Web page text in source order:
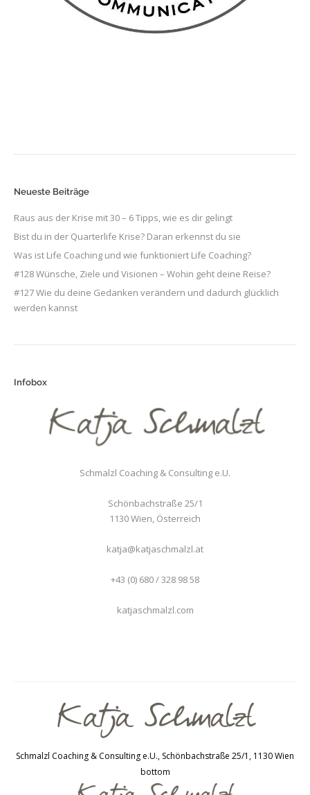
Neueste Beiträge
Raus aus der Krise mit 30 – 6 Tipps, wie es dir gelingt
Bist du in der Quarterlife Krise? Daran erkennst du sie
Was ist Life Coaching und wie funktioniert Life Coaching?
#128 Wünsche, Ziele und Visionen – Wohin geht deine Reise?
#127 Wie du deine Gedanken verändern und dadurch glücklich
werden kannst
Infobox
Schmalzl Coaching & Consulting e.U.
Schönbachstraße 25/1
1130Wien, Österreich
katja@katjaschmalzl.at
+43 (0) 680 / 328 98 58
katjaschmalzl.com
Schmalzl Coaching & Consulting e.U., Schönbachstraße 25/1, 1130 Wien
bottom